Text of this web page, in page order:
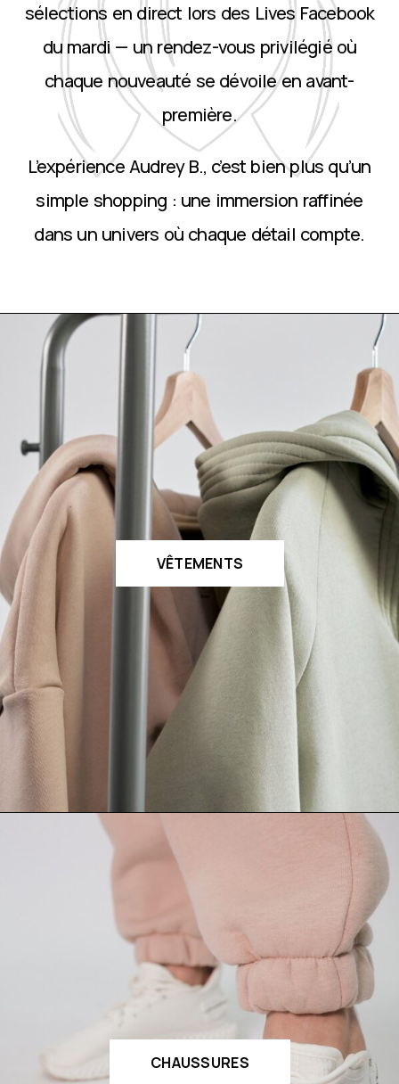
sélections en direct lors des Lives Facebook
du mardi — un rendez-vous privilégié où
chaque nouveauté se dévoile en avant-
première.
L’expérience Audrey B., c’est bien plus qu’un
simple shopping : une immersion raffinée
dans un univers où chaque détail compte.
VÊTEMENTS
CHAUSSURES